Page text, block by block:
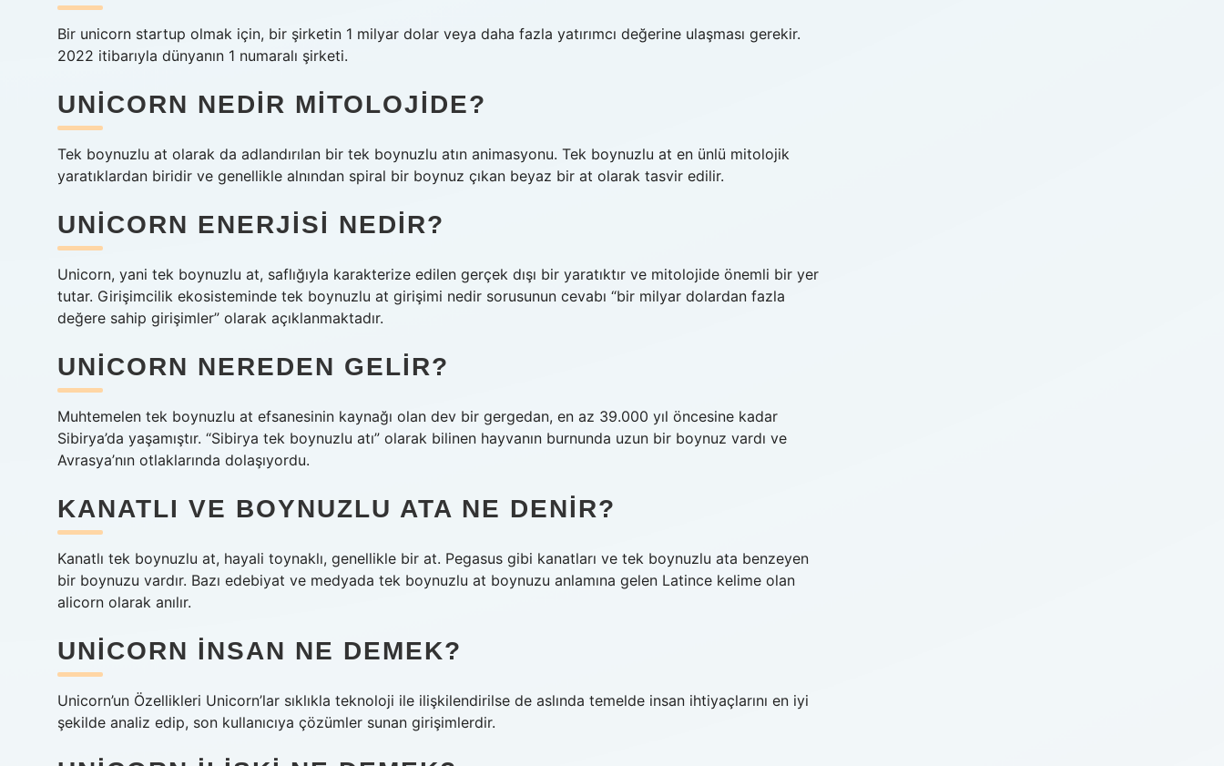
Bir unicorn startup olmak için, bir şirketin 1 milyar dolar veya daha fazla yatırımcı değerine ulaşması gerekir.
2022 itibarıyla dünyanın 1 numaralı şirketi.
UNICORN NEDIR MITOLOJIDE?
Tek boynuzlu at olarak da adlandırılan bir tek boynuzlu atın animasyonu. Tek boynuzlu at en ünlü mitolojik
yaratıklardan biridir ve genellikle alnından spiral bir boynuz çıkan beyaz bir at olarak tasvir edilir.
UNICORN ENERJISI NEDIR?
Unicorn, yani tek boynuzlu at, saflığıyla karakterize edilen gerçek dışı bir yaratıktır ve mitolojide önemli bir yer
tutar. Girişimcilik ekosisteminde tek boynuzlu at girişimi nedir sorusunun cevabı “bir milyar dolardan fazla
değere sahip girişimler” olarak açıklanmaktadır.
UNICORN NEREDEN GELIR?
Muhtemelen tek boynuzlu at efsanesinin kaynağı olan dev bir gergedan, en az 39.000 yıl öncesine kadar
Sibirya’da yaşamıştır. “Sibirya tek boynuzlu atı” olarak bilinen hayvanın burnunda uzun bir boynuz vardı ve
Avrasya’nın otlaklarında dolaşıyordu.
KANATLI VE BOYNUZLU ATA NE DENIR?
Kanatlı tek boynuzlu at, hayali toynaklı, genellikle bir at. Pegasus gibi kanatları ve tek boynuzlu ata benzeyen
bir boynuzu vardır. Bazı edebiyat ve medyada tek boynuzlu at boynuzu anlamına gelen Latince kelime olan
alicorn olarak anılır.
UNICORN INSAN NE DEMEK?
Unicorn’un Özellikleri Unicorn’lar sıklıkla teknoloji ile ilişkilendirilse de aslında temelde insan ihtiyaçlarını en iyi
şekilde analiz edip, son kullanıcıya çözümler sunan girişimlerdir.